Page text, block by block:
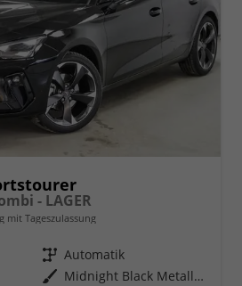
- LAGER
mit Tageszulassung
Getriebe Automatik
Außenfarbe
Midnight Black Metallic (0E)